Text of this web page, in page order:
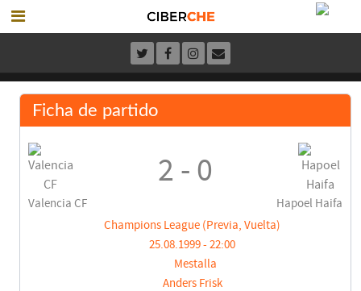
Ficha de partido
Valencia CF
2 - 0
Hapoel Haifa
Champions League (Previa, Vuelta)
25.08.1999 - 22:00
Mestalla
Anders Frisk